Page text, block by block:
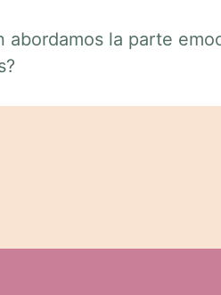
abordamos la parte